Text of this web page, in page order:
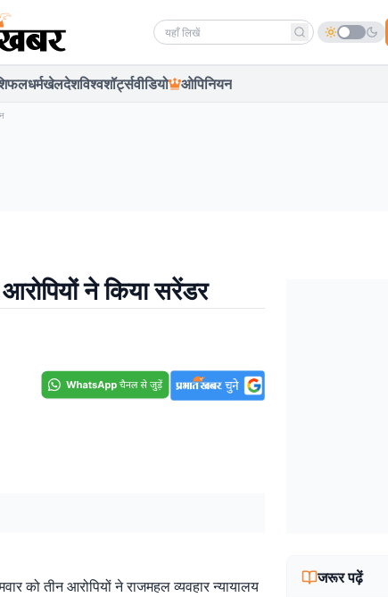
Search news
धर्मखेलदेशविश्वशॉर्ट्सवीडियो ओपिनियन
ने किया सरेंडर
को तीन आरोपियों ने राजमहल व्यवहार न्यायालय
जरूर पढ़ें